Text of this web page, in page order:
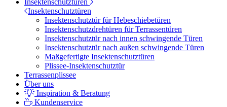
Insektenschutztüren
Insektenschutztüren
Insektenschutztür für Hebeschiebetüren
Insektenschutzdrehtüren für Terrassentüren
Insektenschutztür nach innen schwingende Türen
Insektenschutztür nach außen schwingende Türen
Maßgefertigte Insektenschutztüren
Plissee-Insektenschutztür
Terrassenplissee
Über uns
Inspiration & Beratung
Kundenservice